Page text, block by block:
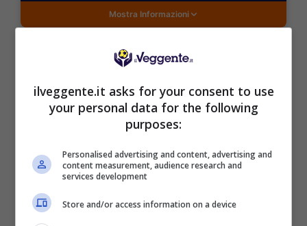
Mostra Informazioni
BONUS BENVENUTO GOLDBET: 2.050€
Fino a 2050€ sport e casino
Per i nuovi registrati: 100% fino a 2.000€ in Bonus
2050€
VERIFICA
ilveggente.it asks for your consent to use
your personal data for the following
purposes:
Personalised advertising and content, advertising and
content measurement, audience research and
services development
Store and/or access information on a device